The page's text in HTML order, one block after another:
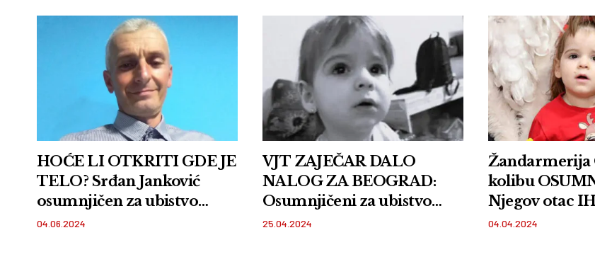
HOĆE LI OTKRITI GDE JE
TELO? Srđan Janković
osumnjičen za ubistvo
male Danke na saslušanju u
04.06.2024
VJT ZAJEČAR DALO
NALOG ZA BEOGRAD:
Osumnjičeni za ubistvo
male Danke poslati na
25.04.2024
Žandarmerija
kolibu
Njegov otac
TU!
04.04.2024